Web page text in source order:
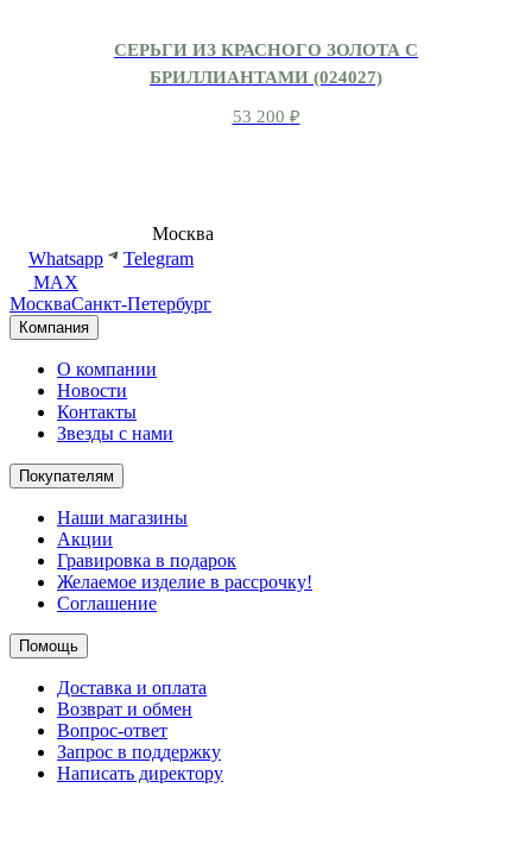
СЕРЬГИ ИЗ КРАСНОГО ЗОЛОТА С
БРИЛЛИАНТАМИ (024027)
53 200 ₽
Москва
Whatsapp
Telegram
MAX
МоскваСанкт-Петербург
Компания
О компании
Новости
Контакты
Звезды с нами
Покупателям
Наши магазины
Акции
Гравировка в подарок
Желаемое изделие в рассрочку!
Соглашение
Помощь
Доставка и оплата
Возврат и обмен
Вопрос-ответ
Запрос в поддержку
Написать директору